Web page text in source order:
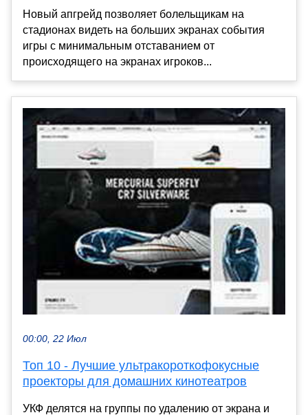
Новый апгрейд позволяет болельщикам на
стадионах видеть на больших экранах события
игры с минимальным отставанием от
происходящего на экранах игроков...
00:00, 22 Июл
Топ 10 - Лучшие ультракороткофокусные
проекторы для домашних кинотеатров
УКФ делятся на группы по удалению от экрана и